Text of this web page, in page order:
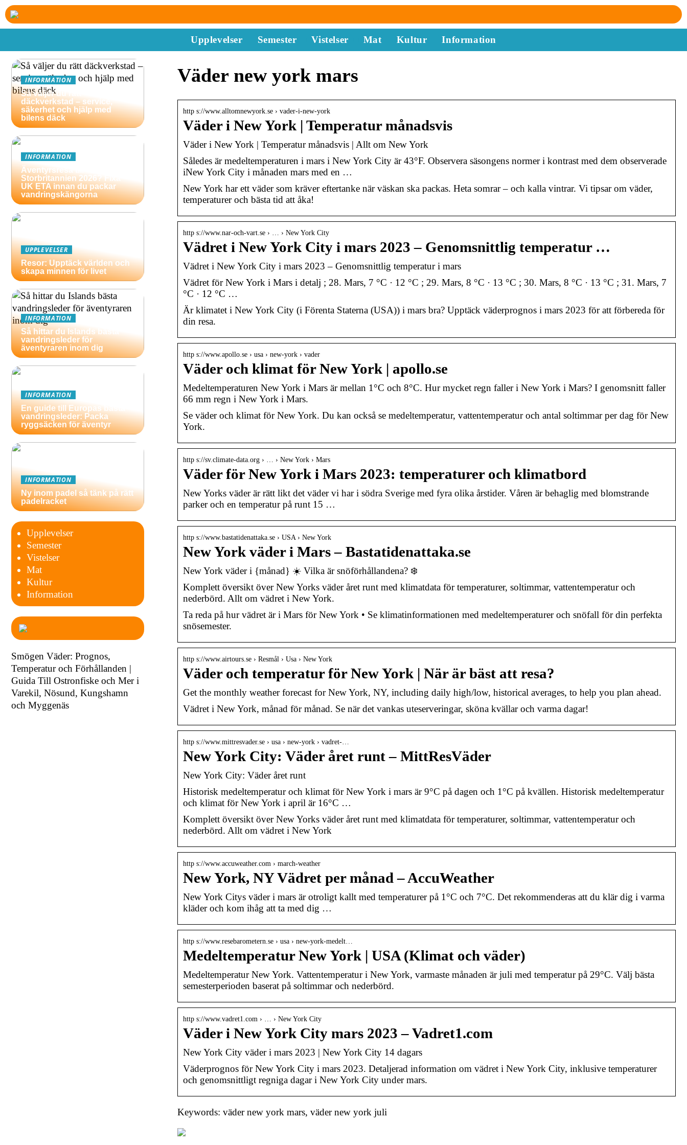
Upplevelser Semester Vistelser Mat Kultur Information
Väder new york mars
http s://www.alltomnewyork.se › vader-i-new-york
Väder i New York | Temperatur månadsvis
Väder i New York | Temperatur månadsvis | Allt om New York
Således är medeltemperaturen i mars i New York City är 43°F. Observera säsongens normer i kontrast med dem observerade
iNew York City i månaden mars med en …
New York har ett väder som kräver eftertanke när väskan ska packas. Heta somrar – och kalla vintrar. Vi tipsar om väder,
temperaturer och bästa tid att åka!
http s://www.nar-och-vart.se › … › New York City
Vädret i New York City i mars 2023 – Genomsnittlig temperatur …
Vädret i New York City i mars 2023 – Genomsnittlig temperatur i mars
Vädret för New York i Mars i detalj ; 28. Mars, 7 °C · 12 °C ; 29. Mars, 8 °C · 13 °C ; 30. Mars, 8 °C · 13 °C ; 31. Mars, 7
°C · 12 °C …
Är klimatet i New York City (i Förenta Staterna (USA)) i mars bra? Upptäck väderprognos i mars 2023 för att förbereda för
din resa.
http s://www.apollo.se › usa › new-york › vader
Väder och klimat för New York | apollo.se
Medeltemperaturen New York i Mars är mellan 1°C och 8°C. Hur mycket regn faller i New York i Mars? I genomsnitt faller
66 mm regn i New York i Mars.
Se väder och klimat för New York. Du kan också se medeltemperatur, vattentemperatur och antal soltimmar per dag för New
York.
http s://sv.climate-data.org › … › New York › Mars
Väder för New York i Mars 2023: temperaturer och klimatbord
New Yorks väder är rätt likt det väder vi har i södra Sverige med fyra olika årstider. Våren är behaglig med blomstrande
parker och en temperatur på runt 15 …
http s://www.bastatidenattaka.se › USA › New York
New York väder i Mars – Bastatidenattaka.se
New York väder i {månad} ☀️ Vilka är snöförhållandena? ❄️
Komplett översikt över New Yorks väder året runt med klimatdata för temperaturer, soltimmar, vattentemperatur och
nederbörd. Allt om vädret i New York.
Ta reda på hur vädret är i Mars för New York • Se klimatinformationen med medeltemperaturer och snöfall för din perfekta
snösemester.
http s://www.airtours.se › Resmål › Usa › New York
Väder och temperatur för New York | När är bäst att resa?
Get the monthly weather forecast for New York, NY, including daily high/low, historical averages, to help you plan ahead.
Vädret i New York, månad för månad. Se när det vankas uteserveringar, sköna kvällar och varma dagar!
http s://www.mittresvader.se › usa › new-york › vadret-…
New York City: Väder året runt – MittResVäder
New York City: Väder året runt
Historisk medeltemperatur och klimat för New York i mars är 9°C på dagen och 1°C på kvällen. Historisk medeltemperatur
och klimat för New York i april är 16°C …
Komplett översikt över New Yorks väder året runt med klimatdata för temperaturer, soltimmar, vattentemperatur och
nederbörd. Allt om vädret i New York
http s://www.accuweather.com › march-weather
New York, NY Vädret per månad – AccuWeather
New York Citys väder i mars är otroligt kallt med temperaturer på 1°C och 7°C. Det rekommenderas att du klär dig i varma
kläder och kom ihåg att ta med dig …
http s://www.resebarometern.se › usa › new-york-medelt…
Medeltemperatur New York | USA (Klimat och väder)
Medeltemperatur New York. Vattentemperatur i New York, varmaste månaden är juli med temperatur på 29°C. Välj bästa
semesterperioden baserat på soltimmar och nederbörd.
http s://www.vadret1.com › … › New York City
Väder i New York City mars 2023 – Vadret1.com
New York City väder i mars 2023 | New York City 14 dagars
Väderprognos för New York City i mars 2023. Detaljerad information om vädret i New York City, inklusive temperaturer
och genomsnittligt regniga dagar i New York City under mars.
Keywords: väder new york mars, väder new york juli
INFORMATION
Så väljer du rätt
däckverkstad – service,
säkerhet och hjälp med
bilens däck
INFORMATION
Äventyrsresa till
Storbritannien 2026? Fixa
UK ETA innan du packar
vandringskängorna
UPPLEVELSER
Resor: Upptäck världen och
skapa minnen för livet
INFORMATION
Så hittar du Islands bästa
vandringsleder för
äventyraren inom dig
INFORMATION
En guide till Europas bästa
vandringsleder: Packa
ryggsäcken för äventyr
INFORMATION
Ny inom padel så tänk på rätt
padelracket
Upplevelser
Semester
Vistelser
Mat
Kultur
Information
Smögen Väder: Prognos,
Temperatur och Förhållanden |
Guida Till Ostronfiske och Mer i
Varekil, Nösund, Kungshamn
och Myggenäs